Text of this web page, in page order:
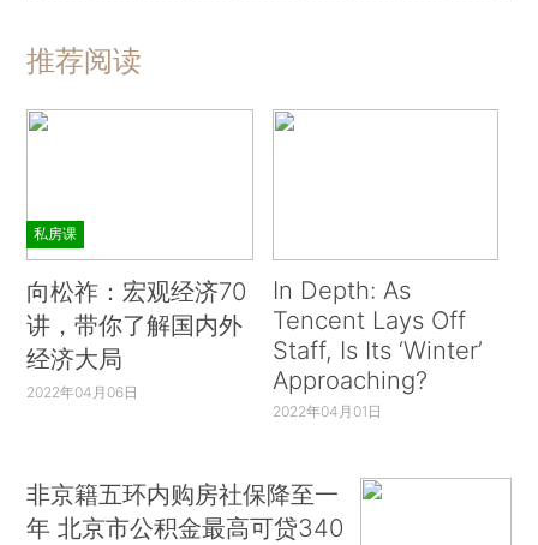
推荐阅读
私房课
向松祚：宏观经济70
讲，带你了解国内外
经济大局
2022年04月06日
In Depth: As
Tencent Lays Off
Staff, Is Its ‘Winter’
Approaching?
2022年04月01日
非京籍五环内购房社保降至一
年 北京市公积金最高可贷340